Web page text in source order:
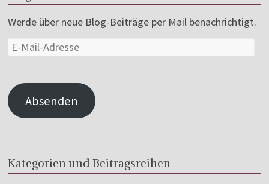
Werde über neue Blog-Beiträge per Mail benachrichtigt.
Absenden
Kategorien und Beitragsreihen